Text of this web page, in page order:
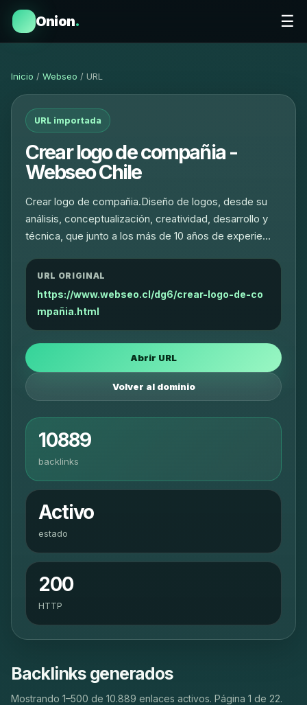
Onion. ☰
Inicio / Webseo / URL
URL importada
Crear logo de compañia -
Webseo Chile
Crear logo de compañia.Diseño de logos, desde su
análisis, conceptualización, creatividad, desarrollo y
técnica, que junto a los más de 10 años de experie…
URL ORIGINAL
https://www.webseo.cl/dg6/crear-logo-de-co
mpañia.html
Abrir URL
Volver al dominio
10889
backlinks
Activo
estado
200
HTTP
Backlinks generados
Mostrando 1–500 de 10.889 enlaces activos. Página 1 de 22.